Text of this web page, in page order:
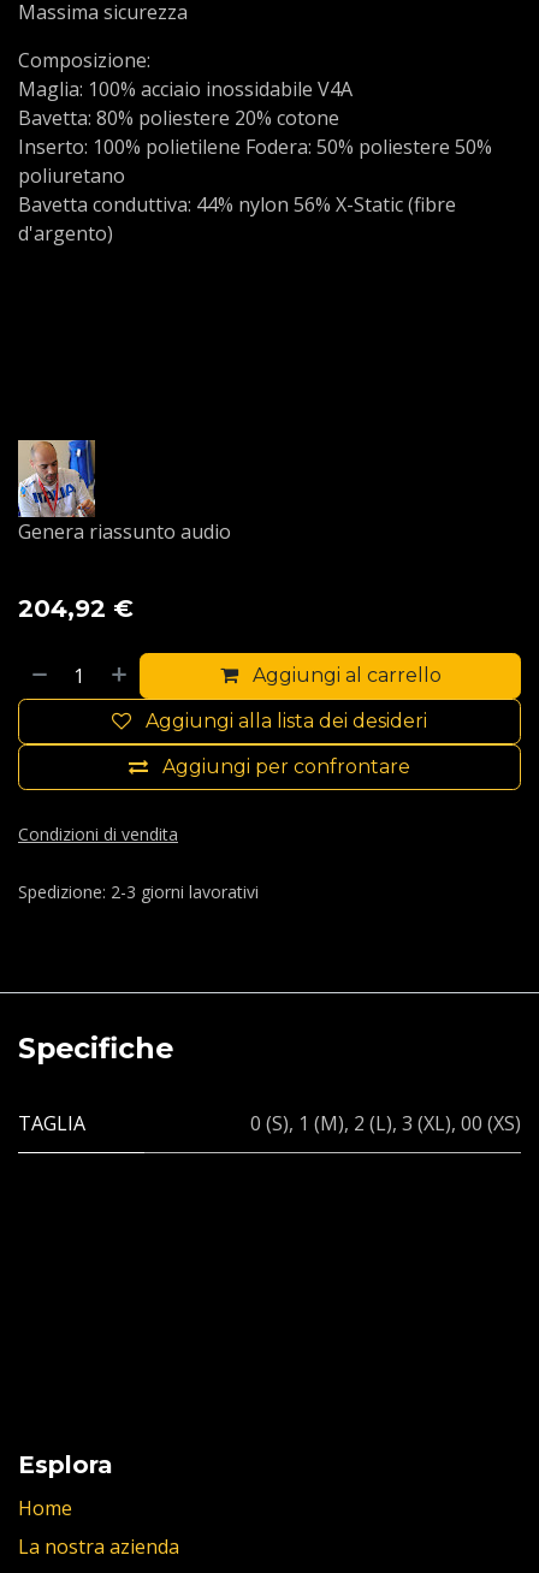
Massima sicurezza
Composizione:
Maglia: 100% acciaio inossidabile V4A
Bavetta: 80% poliestere 20% cotone
Inserto: 100% polietilene Fodera: 50% poliestere 50%
poliuretano
Bavetta conduttiva: 44% nylon 56% X-Static (fibre
d'argento)
Genera riassunto audio
204,92 €
Aggiungi al carrello
Aggiungi per confrontare
Aggiungi alla lista dei desideri
Condizioni di vendita
Spedizione: 2-3 giorni lavorativi
Specifiche
TAGLIA 0 (S), 1 (M), 2 (L), 3 (XL), 00 (XS)
Esplora
Home
La nostra azienda